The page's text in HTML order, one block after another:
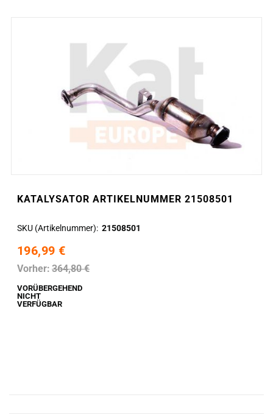
KATALYSATOR ARTIKELNUMMER 21508501
SKU (Artikelnummer) 21508501
196,99 €
Vorher: 364,80 €
VORÜBERGEHEND
NICHT
VERFÜGBAR